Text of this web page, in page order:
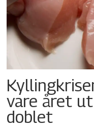
vare året
doblet